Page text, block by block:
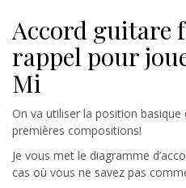
Accord guitare
rappel pour
Mi
On va utiliser la position
premières compositions!
Je vous met le diagramme
cas où vous ne savez pas